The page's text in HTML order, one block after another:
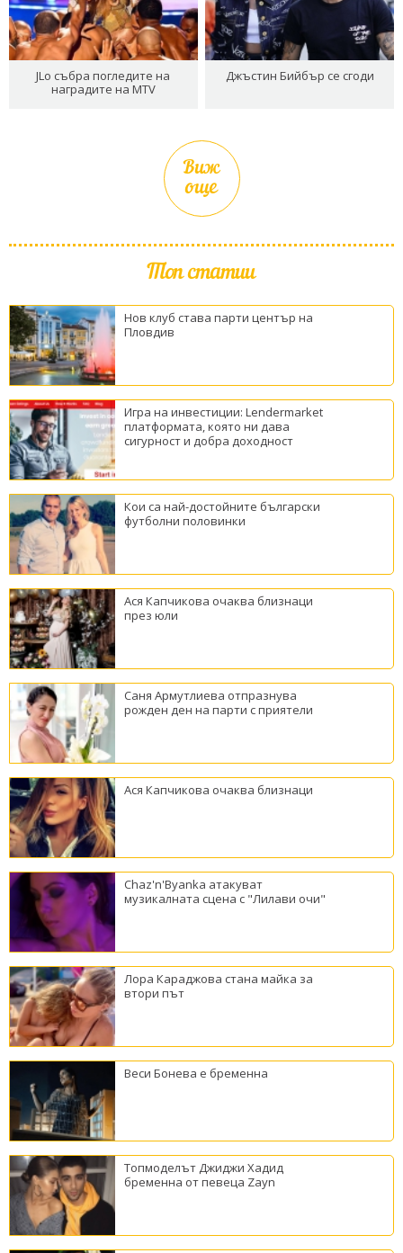
JLo събра погледите на
наградите на MTV
Джъстин Бийбър се сгоди
Виж
още
Топ статии
Нов клуб става парти център на
Пловдив
Игра на инвестиции: Lendermarket
платформата, която ни дава
сигурност и добра доходност
Кои са най-достойните български
футболни половинки
Ася Капчикова очаква близнаци
през юли
Саня Армутлиева отпразнува
рожден ден на парти с приятели
Ася Капчикова очаква близнаци
Chaz'n'Byanka атакуват
музикалната сцена с "Лилави очи"
Лора Караджова стана майка за
втори път
Веси Бонева е бременна
Топмоделът Джиджи Хадид
бременна от певеца Zayn